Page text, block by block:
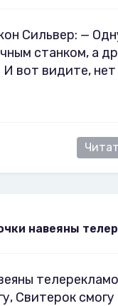
Сильвер: —
станком, а
вот видите, нет
навеяны
Свитерок смогу